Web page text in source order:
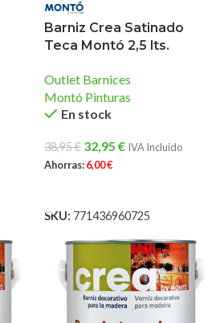
Barniz Crea Satinado
Teca Montó 2,5 lts.
Outlet Barnices
Montó Pinturas
En stock
38,95€ 32,95 € IVA Incluido
Ahorras:6,00€
SKU: 771436960725